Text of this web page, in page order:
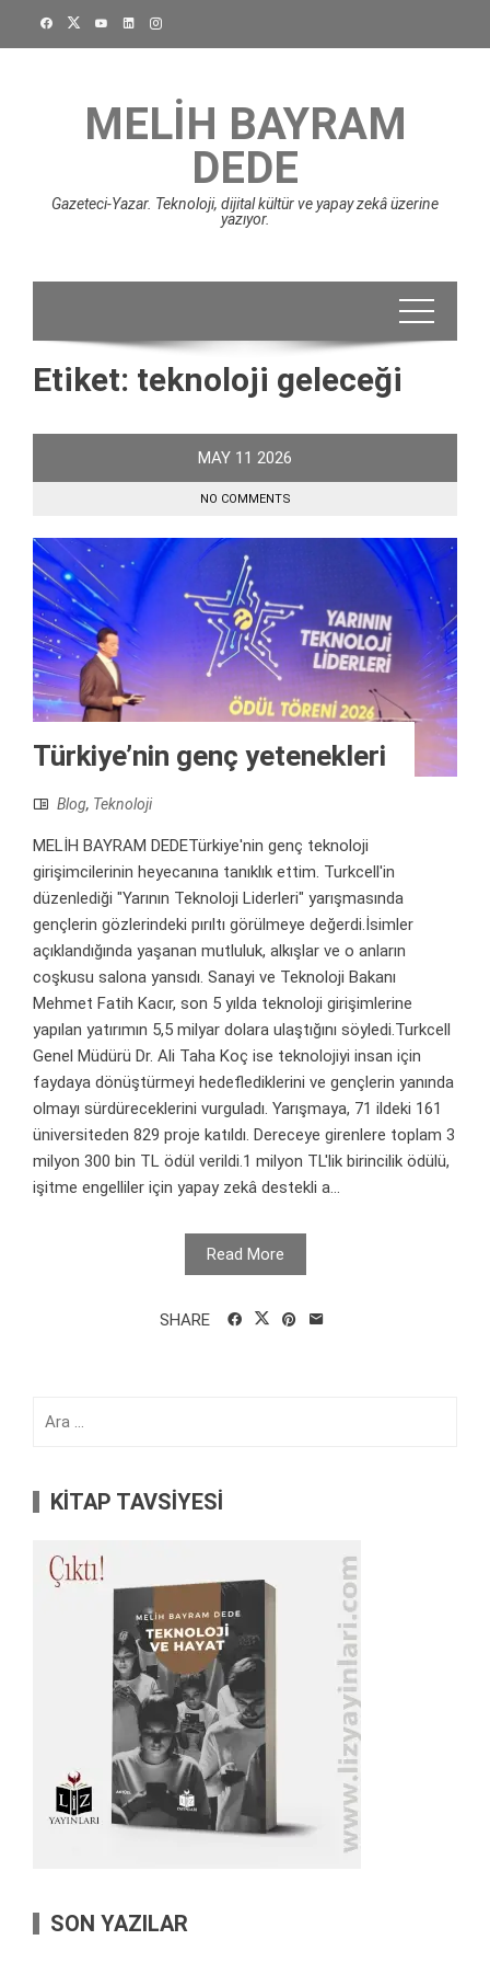
MELIH BAYRAM
DEDE
Gazeteci-Yazar. Teknoloji, dijital kültür ve yapay zekâ üzerine
yazıyor.
Etiket: teknoloji geleceği
MAY 11 2026
NO COMMENTS
Türkiye’nin genç yetenekleri
Blog, Teknoloji
MELİH BAYRAM DEDETürkiye'nin genç teknoloji
girişimcilerinin heyecanına tanıklık ettim. Turkcell'in
düzenlediği "Yarının Teknoloji Liderleri" yarışmasında
gençlerin gözlerindeki pırıltı görülmeye değerdi.İsimler
açıklandığında yaşanan mutluluk, alkışlar ve o anların
coşkusu salona yansıdı. Sanayi ve Teknoloji Bakanı
Mehmet Fatih Kacır, son 5 yılda teknoloji girişimlerine
yapılan yatırımın 5,5 milyar dolara ulaştığını söyledi.Turkcell
Genel Müdürü Dr. Ali Taha Koç ise teknolojiyi insan için
faydaya dönüştürmeyi hedeflediklerini ve gençlerin yanında
olmayı sürdüreceklerini vurguladı. Yarışmaya, 71 ildeki 161
üniversiteden 829 proje katıldı. Dereceye girenlere toplam 3
milyon 300 bin TL ödül verildi.1 milyon TL'lik birincilik ödülü,
işitme engelliler için yapay zekâ destekli a...
Read More
SHARE
KİTAP TAVSİYESİ
SON YAZILAR